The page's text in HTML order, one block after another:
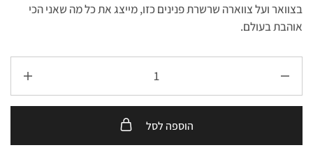
בצוואר ועל צווארה שרשרת פנינים כזו, מייצג את כל מה שאני הכי
אוהבת בעולם.
הוספה לסל